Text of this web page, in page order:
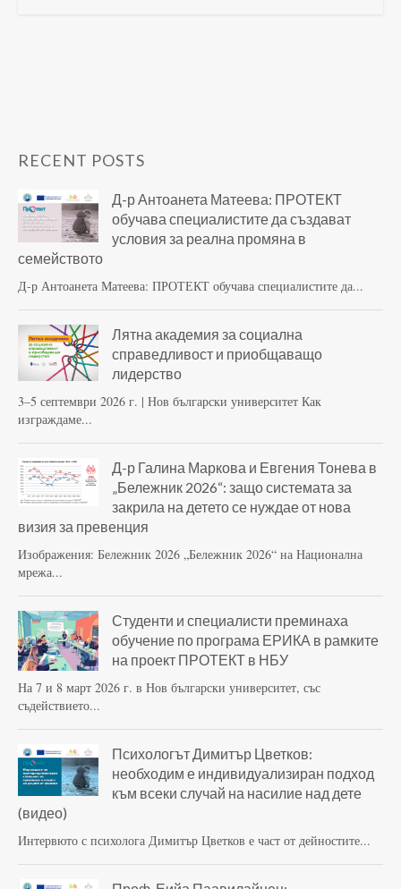
RECENT POSTS
Д-р Антоанета Матеева: ПРОТЕКТ
обучава специалистите да създават
условия за реална промяна в
семейството
Д-р Антоанета Матеева: ПРОТЕКТ обучава специалистите да...
Лятна академия за социална
справедливост и приобщаващо
лидерство
3–5 септември 2026 г. | Нов български университет Как
изграждаме...
Д-р Галина Маркова и Евгения Тонева в
„Бележник 2026“: защо системата за
закрила на детето се нуждае от нова
визия за превенция
Изображения: Бележник 2026 „Бележник 2026“ на Национална
мрежа...
Студенти и специалисти преминаха
обучение по програма ЕРИКА в рамките
на проект ПРОТЕКТ в НБУ
На 7 и 8 март 2026 г. в Нов български университет, със
съдействието...
Психологът Димитър Цветков:
необходим е индивидуализиран подход
към всеки случай на насилие над дете
(видео)
Интервюто с психолога Димитър Цветков е част от дейностите...